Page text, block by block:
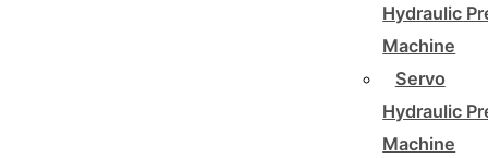
Hydraulic
Machine
Servo
Hydraulic
Machine